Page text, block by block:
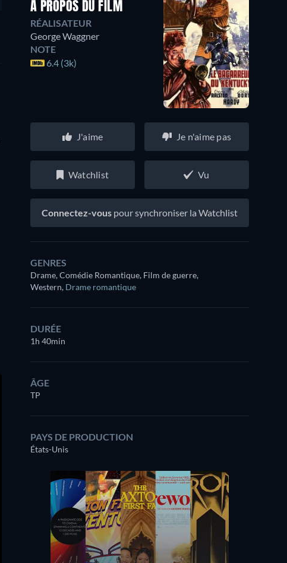
À PROPOS DU FILM
RÉALISATEUR
George Waggner
NOTE
6.4 (3k)
J'aime Je n'aime pas
Watchlist Vu
Connectez-vous pour synchroniser la Watchlist
GENRES
Drame, Comédie Romantique, Film de guerre,
Western, Drame romantique
DURÉE
1h 40min
ÂGE
TP
PAYS DE PRODUCTION
États-Unis